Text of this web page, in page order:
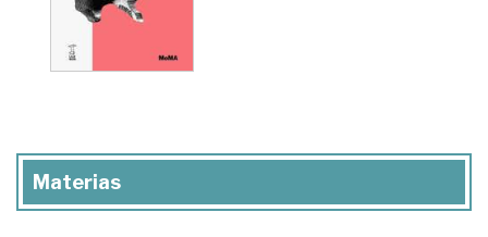
Materias